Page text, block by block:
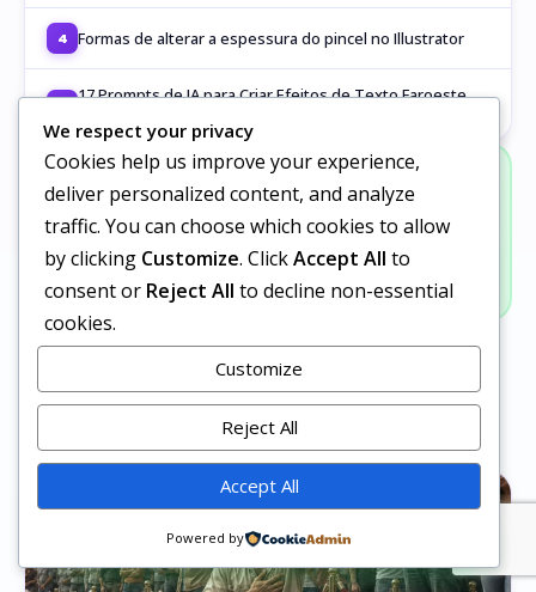
4 Formas de alterar a espessura do pincel no Illustrator
17 Prompts de IA para Criar Efeitos de Texto Faroeste
Prompts Grátis Todo Dia
Entre no grupo e receba prompts novos todos os dias.
Entrar Grátis
Artigos Relacionados
Siga nosso canal no WhatsApp
We respect your privacy
Cookies help us improve your experience,
deliver personalized content, and analyze
traffic. You can choose which cookies to allow
by clicking Customize. ClickAccept All to
consent or Reject All to decline non-essential
cookies.
Customize
Reject All
Accept All
Powered by